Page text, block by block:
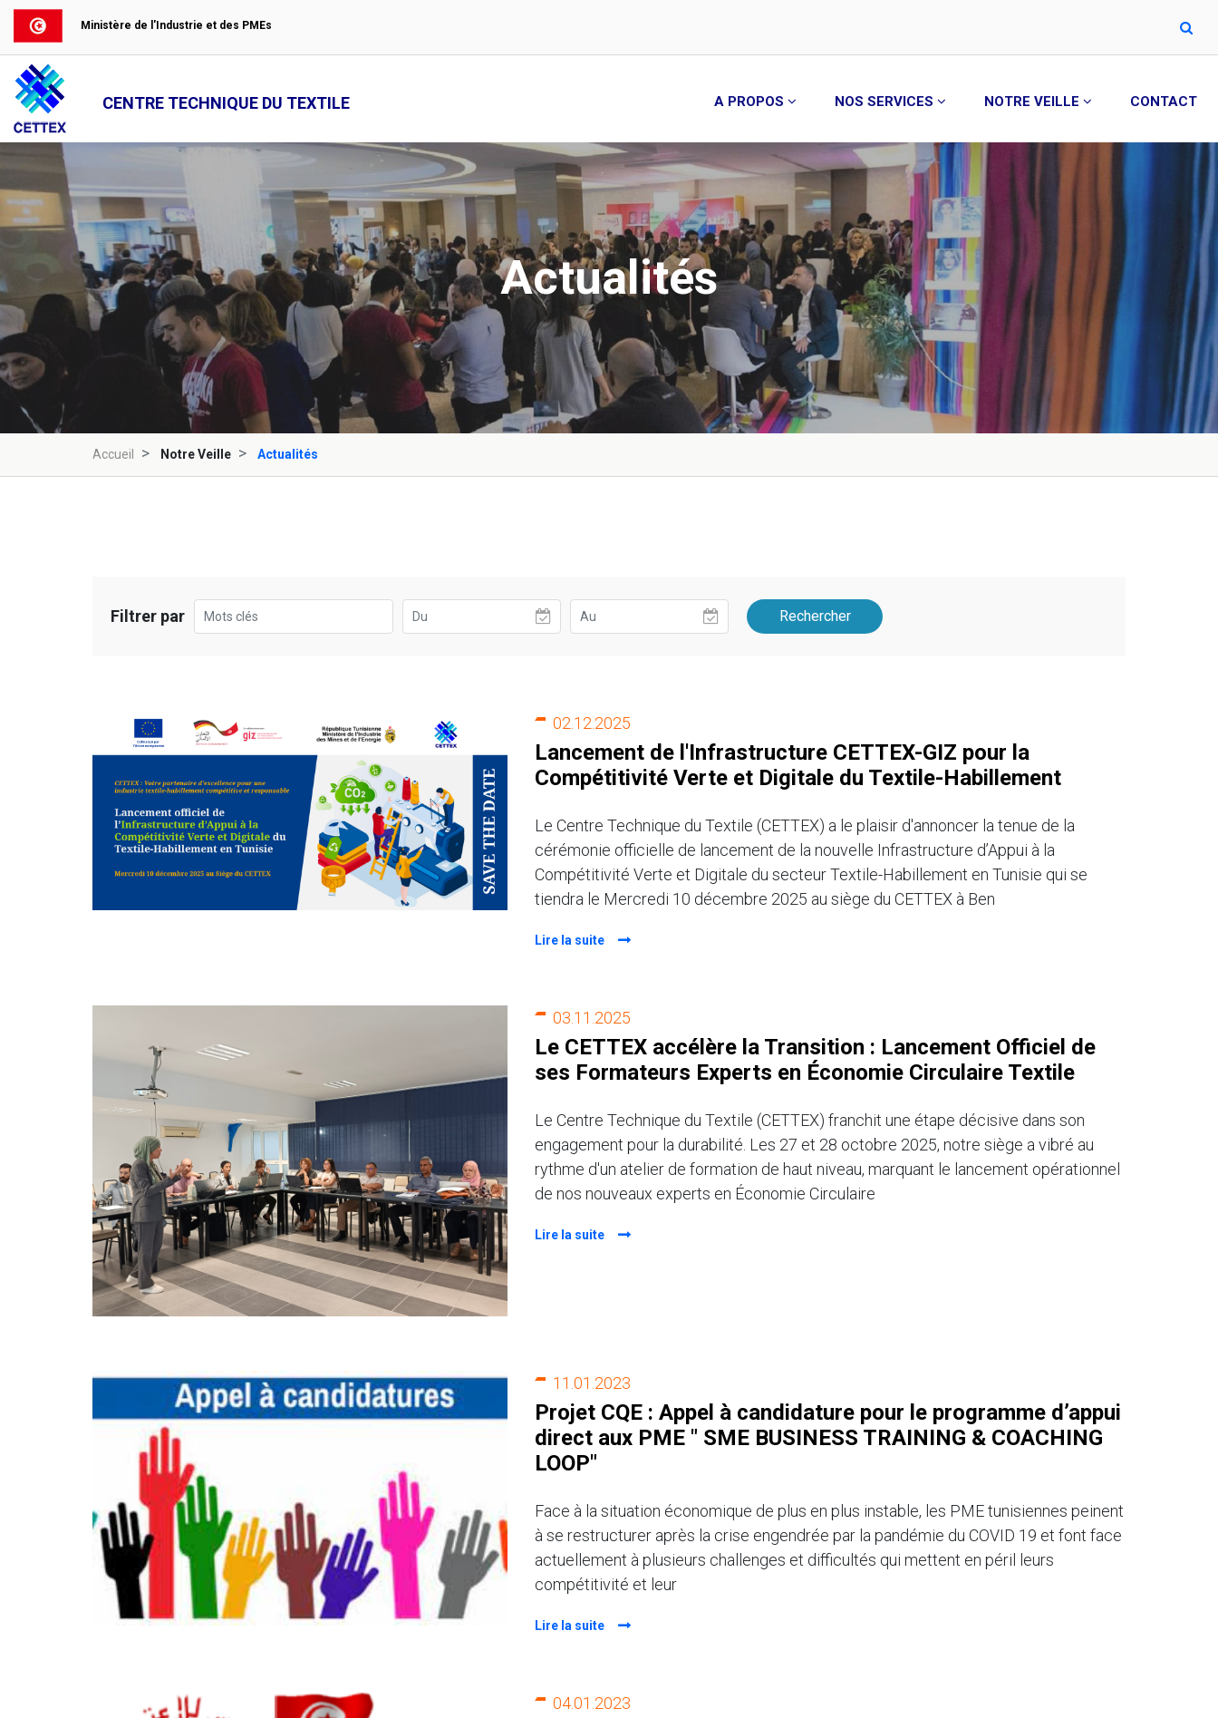
Ministère de l'Industrie et des PMEs
CENTRE TECHNIQUE DU TEXTILE A PROPOS NOS SERVICES NOTRE VEILLE CONTACT
Actualités
Accueil Notre Veille Actualités
Filtrer par Rechercher
02.12.2025
Lancement de l'Infrastructure CETTEX-GIZ pour la
Compétitivité Verte et Digitale du Textile-Habillement
Le Centre Technique du Textile (CETTEX) a le plaisir d'annoncer la tenue de la
cérémonie officielle de lancement de la nouvelle Infrastructure d’Appui à la
Compétitivité Verte et Digitale du secteur Textile-Habillement en Tunisie qui se
tiendra le Mercredi 10 décembre 2025 au siège du CETTEX à Ben
Lire la suite
03.11.2025
Le CETTEX accélère la Transition : Lancement Officiel de
ses Formateurs Experts en Économie Circulaire Textile
Le Centre Technique du Textile (CETTEX) franchit une étape décisive dans son
engagement pour la durabilité. Les 27 et 28 octobre 2025, notre siège a vibré au
rythme d'un atelier de formation de haut niveau, marquant le lancement opérationnel
de nos nouveaux experts en Économie Circulaire
Lire la suite
11.01.2023
Projet CQE : Appel à candidature pour le programme d’appui
direct aux PME " SME BUSINESS TRAINING & COACHING
LOOP"
Face à la situation économique de plus en plus instable, les PME tunisiennes peinent
à se restructurer après la crise engendrée par la pandémie du COVID 19 et font face
actuellement à plusieurs challenges et difficultés qui mettent en péril leurs
compétitivité et leur
Lire la suite
04.01.2023